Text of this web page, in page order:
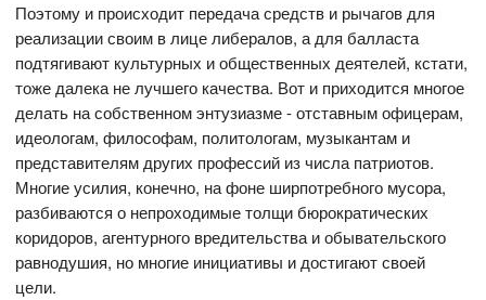
Поэтому и происходит передача средств и рычагов для
реализации своим в лице либералов, а для балласта
подтягивают культурных и общественных деятелей, кстати,
тоже далека не лучшего качества. Вот и приходится многое
делать на собственном энтузиазме - отставным офицерам,
идеологам, философам, политологам, музыкантам и
представителям других профессий из числа патриотов.
Многие усилия, конечно, на фоне ширпотребного мусора,
разбиваются о непроходимые толщи бюрократических
коридоров, агентурного вредительства и обывательского
равнодушия, но многие инициативы и достигают своей
цели.